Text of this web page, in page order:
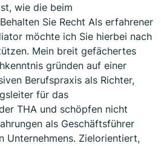
wie die beim
Sie Recht Als erfahrener
möchte ich Sie hierbei nach
Mein breit gefächertes
gründen auf einer
Berufspraxis als Richter,
für das
THA und schöpfen nicht
als Geschäftsführer
Unternehmens. Zielorientiert,